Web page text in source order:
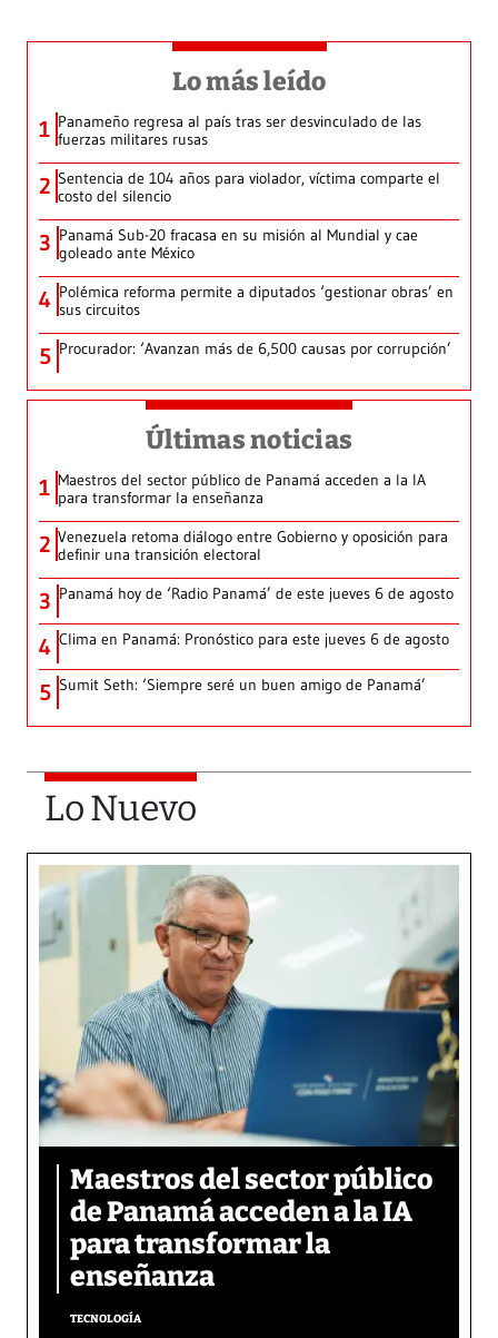
Lo más leído
1 Panameño regresa al país tras ser desvinculado de las
fuerzas militares rusas
2 Sentencia de 104 años para violador, víctima comparte el
costo del silencio
3 Panamá Sub-20 fracasa en su misión al Mundial y cae
goleado ante México
4 Polémica reforma permite a diputados ‘gestionar obras’ en
sus circuitos
5 Procurador: ‘Avanzan más de 6,500 causas por corrupción’
Últimas noticias
1 Maestros del sector público de Panamá acceden a la IA
para transformar la enseñanza
2 Venezuela retoma diálogo entre Gobierno y oposición para
definir una transición electoral
3 Panamá hoy de ‘Radio Panamá’ de este jueves 6 de agosto
4 Clima en Panamá: Pronóstico para este jueves 6 de agosto
5 Sumit Seth: ‘Siempre seré un buen amigo de Panamá’
Lo Nuevo
Maestros del sector público
de Panamá acceden a la IA
para transformar la
enseñanza
TECNOLOGÍA